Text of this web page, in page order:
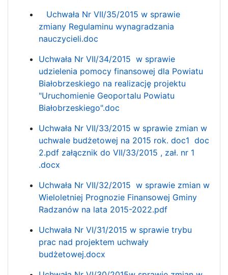
Uchwała Nr VII/35/2015 w sprawie
zmiany Regulaminu wynagradzania
nauczycieli.doc
Uchwała Nr VII/34/2015 w sprawie
udzielenia pomocy finansowej dla Powiatu
Białobrzeskiego na realizację projektu
"Uruchomienie Geoportalu Powiatu
Białobrzeskiego".doc
Uchwała Nr VII/33/2015 w sprawie zmian w
uchwale budżetowej na 2015 rok. doc1 doc
2.pdf załącznik do VII/33/2015 , zał. nr 1
.docx
Uchwała Nr VII/32/2015 w sprawie zmian w
Wieloletniej Prognozie Finansowej Gminy
Radzanów na lata 2015-2022.pdf
Uchwała Nr VI/31/2015 w sprawie trybu
prac nad projektem uchwały
budżetowej.docx